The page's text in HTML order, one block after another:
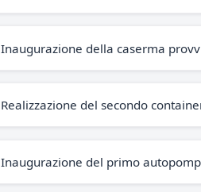
Inaugurazione della caserma
Realizzazione del secondo
Inaugurazione del primo